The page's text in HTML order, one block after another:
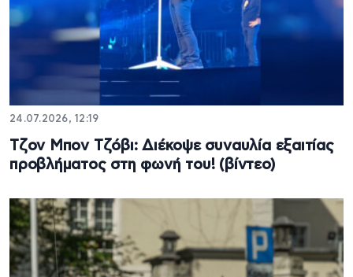
24.07.2026, 12:19
Τζον Μπον Τζόβι: Διέκοψε συναυλία εξαιτίας
προβλήματος στη φωνή του! (βίντεο)